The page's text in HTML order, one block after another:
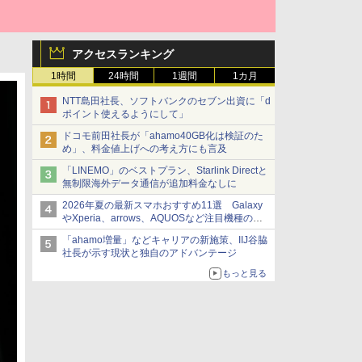
アクセスランキング
1時間 24時間 1週間 1カ月
NTT島田社長、ソフトバンクのセブン出資に「d
ポイント使えるようにして」
ドコモ前田社長が「ahamo40GB化は検証のた
め」、料金値上げへの考え方にも言及
「LINEMO」のベストプラン、Starlink Directと
無制限海外データ通信が追加料金なしに
2026年夏の最新スマホおすすめ11選 Galaxy
やXperia、arrows、AQUOSなど注目機種の特
徴は
「ahamo増量」などキャリアの新施策、IIJ谷脇
社長が示す現状と独自のアドバンテージ
もっと見る